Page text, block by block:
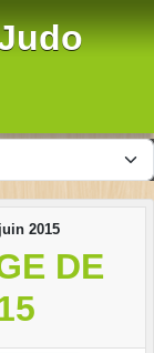
2015
DE